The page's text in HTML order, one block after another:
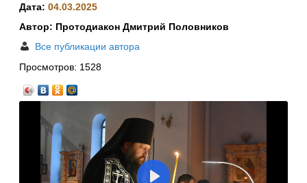
Дата: 04.03.2025
Автор: Протодиакон Дмитрий Половников
Все публикации автора
Просмотров: 1528